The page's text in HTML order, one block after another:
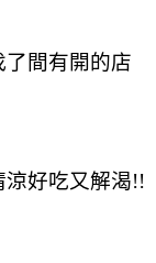
間有開的店
涼好吃又解渴!!